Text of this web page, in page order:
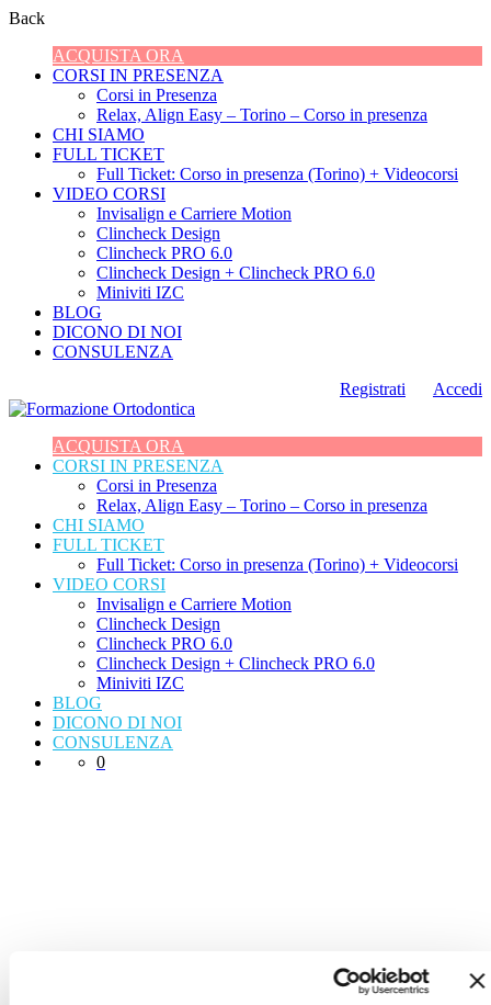
Back
ACQUISTA ORA
CORSI IN PRESENZA
Corsi in Presenza
Relax, Align Easy – Torino – Corso in presenza
CHI SIAMO
FULL TICKET
Full Ticket: Corso in presenza (Torino) + Videocorsi
VIDEO CORSI
Invisalign e Carriere Motion
Clincheck Design
Clincheck PRO 6.0
Clincheck Design + Clincheck PRO 6.0
Miniviti IZC
BLOG
DICONO DI NOI
CONSULENZA
Registrati
Accedi
ACQUISTA ORA
CORSI IN PRESENZA
Corsi in Presenza
Relax, Align Easy – Torino – Corso in presenza
CHI SIAMO
FULL TICKET
Full Ticket: Corso in presenza (Torino) + Videocorsi
VIDEO CORSI
Invisalign e Carriere Motion
Clincheck Design
Clincheck PRO 6.0
Clincheck Design + Clincheck PRO 6.0
Miniviti IZC
BLOG
DICONO DI NOI
CONSULENZA
0